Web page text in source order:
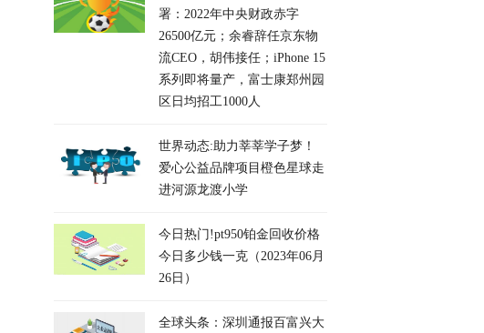
署：2022年中央财政赤字
26500亿元；余睿辞任京东物
流CEO，胡伟接任；iPhone 15
系列即将量产，富士康郑州园
区日均招工1000人
世界动态:助力莘莘学子梦！
爱心公益品牌项目橙色星球走
进河源龙渡小学
今日热门!pt950铂金回收价格
今日多少钱一克（2023年06月
26日）
全球头条：深圳通报百富兴大